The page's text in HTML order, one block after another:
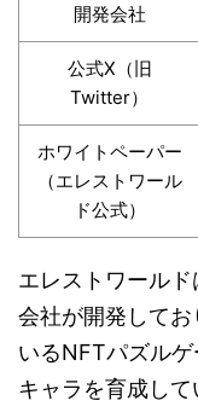
開発会社
公式X（旧
Twitter）
ホワイトペーパー
（エレストワール
ド公式）
エレストワール
会社が開発して
いるNFTパズルゲ
キャラを育成して